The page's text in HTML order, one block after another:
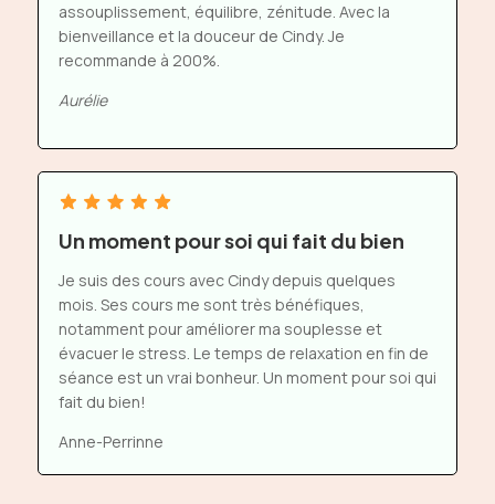
assouplissement, équilibre, zénitude. Avec la
bienveillance et la douceur de Cindy. Je
recommande à 200%.
Aurélie
Un moment pour soi qui fait du bien
Je suis des cours avec Cindy depuis quelques
mois. Ses cours me sont très bénéfiques,
notamment pour améliorer ma souplesse et
évacuer le stress. Le temps de relaxation en fin de
séance est un vrai bonheur. Un moment pour soi qui
fait du bien!
Anne-Perrinne